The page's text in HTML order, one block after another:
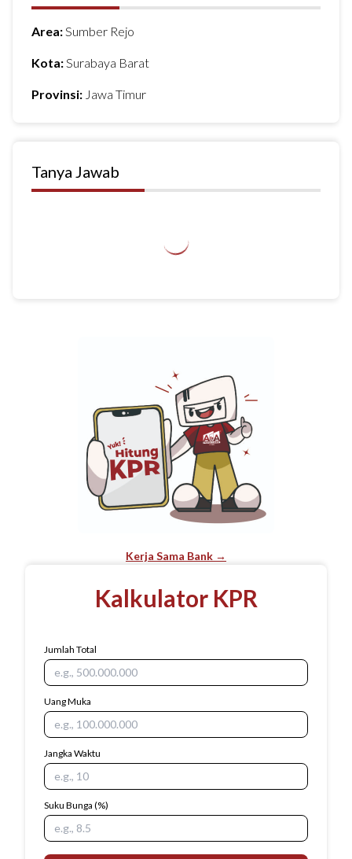
Kerja Sama Bank →
Kalkulator KPR
Jumlah Total
Uang Muka
Jangka Waktu
Suku Bunga (%)
Area:Sumber Rejo
Kota:Surabaya Barat
Provinsi: Jawa Timur
Tanya Jawab